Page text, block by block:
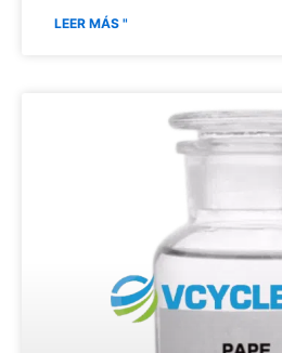
LEER MÁS "